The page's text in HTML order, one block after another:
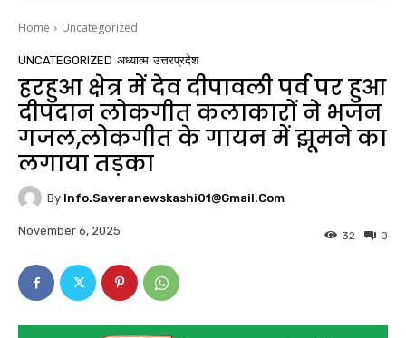
Home Uncategorized
UNCATEGORIZED अध्यात्म उत्तरप्रदेश
हरहुआ क्षेत्र में देव दीपावली पर्व पर हुआ
दीपदान लोकगीत कलाकारों ने भजन
गजल,लोकगीत के गायन में झूमने का
लगाया तड़का
By Info.saveranewskashi01@gmail.com
November 6, 2025 0
32